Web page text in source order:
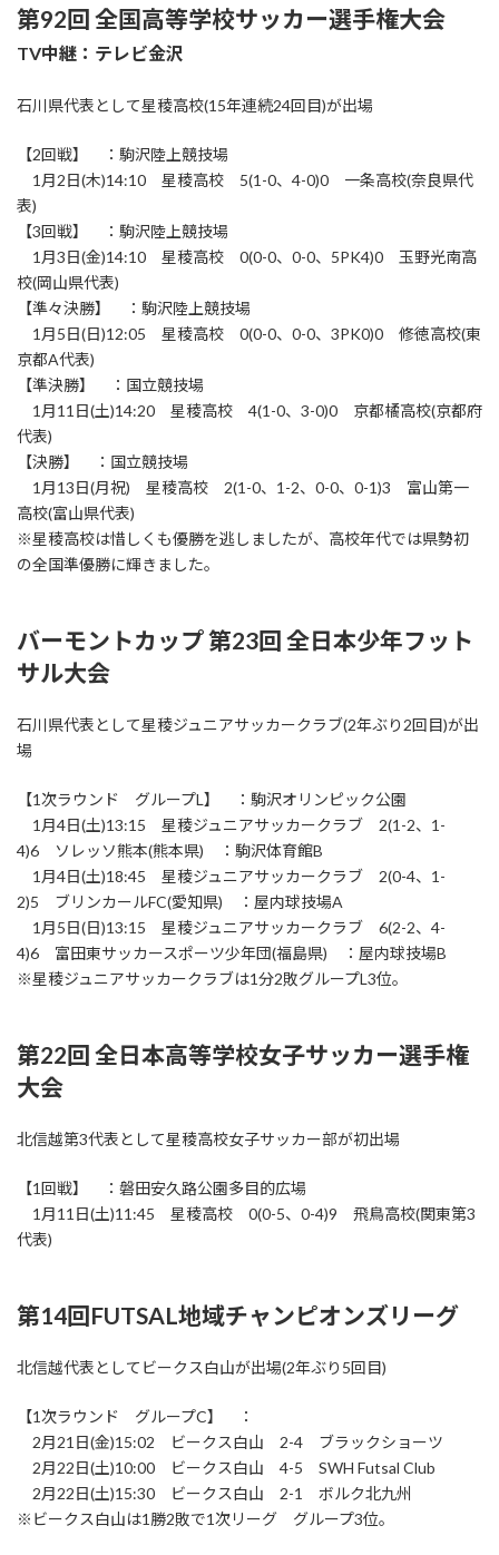
第92回 全国高等学校サッカー選手権大会
TV中継：テレビ金沢
石川県代表として星稜高校(15年連続24回目)が出場
【2回戦】 ：駒沢陸上競技場
1月2日(木)14:10 星稜高校 5(1-0、4-0)0 一条高校(奈良県代
表)
【3回戦】 ：駒沢陸上競技場
1月3日(金)14:10 星稜高校 0(0-0、0-0、5PK4)0 玉野光南高
校(岡山県代表)
【準々決勝】 ：駒沢陸上競技場
1月5日(日)12:05 星稜高校 0(0-0、0-0、3PK0)0 修徳高校(東
京都A代表)
【準決勝】 ：国立競技場
1月11日(土)14:20 星稜高校 4(1-0、3-0)0 京都橘高校(京都府
代表)
【決勝】 ：国立競技場
1月13日(月祝) 星稜高校 2(1-0、1-2、0-0、0-1)3 富山第一
高校(富山県代表)
※星稜高校は惜しくも優勝を逃しましたが、高校年代では県勢初
の全国準優勝に輝きました。
バーモントカップ 第23回 全日本少年フット
サル大会
石川県代表として星稜ジュニアサッカークラブ(2年ぶり2回目)が出
場
【1次ラウンド グループL】 ：駒沢オリンピック公園
1月4日(土)13:15 星稜ジュニアサッカークラブ 2(1-2、1-
4)6 ソレッソ熊本(熊本県) ：駒沢体育館B
1月4日(土)18:45 星稜ジュニアサッカークラブ 2(0-4、1-
2)5 ブリンカールFC(愛知県) ：屋内球技場A
1月5日(日)13:15 星稜ジュニアサッカークラブ 6(2-2、4-
4)6 富田東サッカースポーツ少年団(福島県) ：屋内球技場B
※星稜ジュニアサッカークラブは1分2敗グループL3位。
第22回 全日本高等学校女子サッカー選手権
大会
北信越第3代表として星稜高校女子サッカー部が初出場
【1回戦】 ：磐田安久路公園多目的広場
1月11日(土)11:45 星稜高校 0(0-5、0-4)9 飛鳥高校(関東第3
代表)
第14回FUTSAL地域チャンピオンズリーグ
北信越代表としてビークス白山が出場(2年ぶり5回目)
【1次ラウンド グループC】 ：
2月21日(金)15:02 ビークス白山 2-4 ブラックショーツ
2月22日(土)10:00 ビークス白山 4-5 SWH Futsal Club
2月22日(土)15:30 ビークス白山 2-1 ボルク北九州
※ビークス白山は1勝2敗で1次リーグ グループ3位。